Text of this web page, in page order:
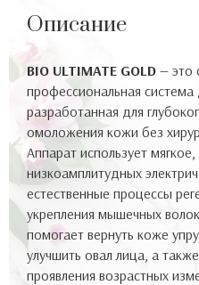
Описание
BIO ULTIMATE GOLD — это
профессиональная
разработанная для
омоложения кожи без
Аппарат использует
низкоамплитудных
естественные процессы
укрепления мышечных
помогает вернуть коже
улучшить овал лица, а
проявления возрастных